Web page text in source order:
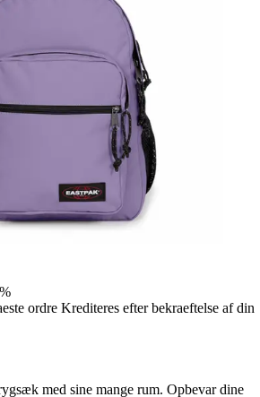
ordre Krediteres efter bekraeftelse af din
med sine mange rum. Opbevar dine